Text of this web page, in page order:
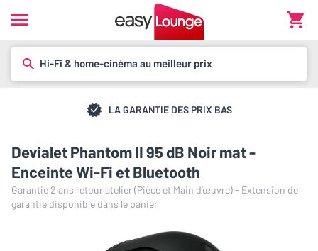
Hi-Fi & home-cinéma au meilleur prix
LA GARANTIE DES PRIX BAS
Devialet Phantom II 95 dB Noir mat -
Enceinte Wi-Fi et Bluetooth
Garantie 2 ans retour atelier (Pièce et Main d’œuvre) - Extension de
garantie disponible dans le panier